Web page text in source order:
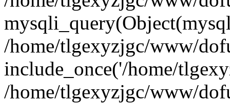
/home/tlgexyzjgc/www/
include_once('/home/
/home/tlgexyzjgc/www/